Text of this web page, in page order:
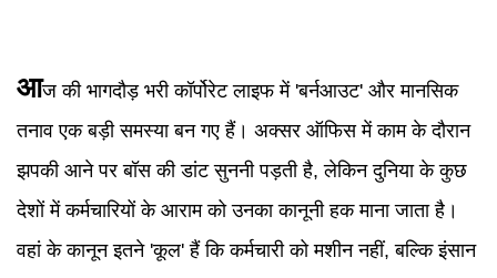
आज की भागदौड़ भरी कॉर्पोरेट लाइफ में 'बर्नआउट' और मानसिक
तनाव एक बड़ी समस्या बन गए हैं। अक्सर ऑफिस में काम के दौरान
झपकी आने पर बॉस की डांट सुननी पड़ती है, लेकिन दुनिया के कुछ
देशों में कर्मचारियों के आराम को उनका कानूनी हक माना जाता है।
वहां के कानून इतने 'कूल' हैं कि कर्मचारी को मशीन नहीं, बल्कि इंसान